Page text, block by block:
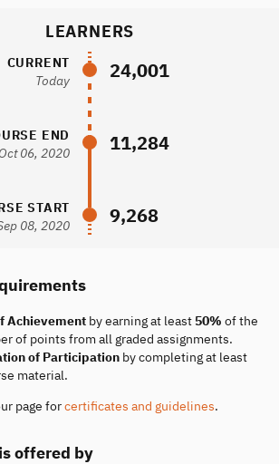
LEARNERS
CURRENT
Today
24,001
END
06, 2020
11,284
START
08, 2020
9,268
Achievementby earning at least 50% of the
of points from all graded assignments.
of Participationby completing at least
material.
page forcertificates and guidelines.
offered by